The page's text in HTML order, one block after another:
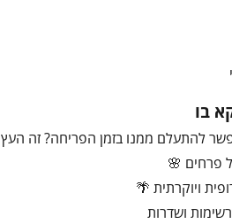
בו
להתעלם ממנו בזמן הפריחה? זה העץ
פרחים 🌸
ויוקרתית 🌴
ושדרות